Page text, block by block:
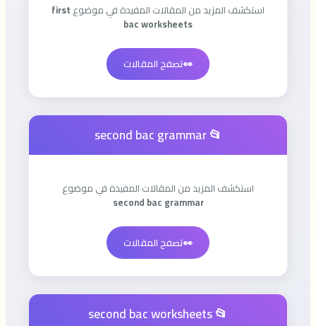
استكشف المزيد من المقالات المفيدة في موضوع first
bac worksheets
👀تصفح المقالات
📂 second bac grammar
استكشف المزيد من المقالات المفيدة في موضوع
second bac grammar
👀تصفح المقالات
📂 second bac worksheets